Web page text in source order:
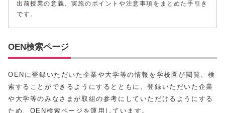
出前授業の意義、実施のポイントや注意事項をまとめた手引き
です。
OEN検索ページ
OENに登録いただいた企業や大学等の情報を学校園が閲覧、検
索することができるようにするとともに、登録いただいた企業
や大学等のみなさまが取組の参考にしていただけるようにする
ため、OEN検索ページを運用しています。